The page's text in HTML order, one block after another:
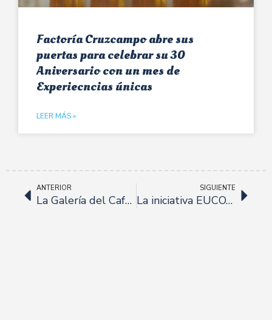
Factoría Cruzcampo abre sus
puertas para celebrar su 30
Aniversario con un mes de
Experiecncias únicas
LEER MÁS »
ANTERIOR
La Galería del Café, la única “SPECIALTY COFFEE” en Osuna se plantea abrir nuevas galerías en provincias como Málaga y Sevilla
SIGUIENTE
La iniciativa EUCOTTON presentada por todo lo alto en Sevilla, con un gran evento para impulsar al sector algodonero.